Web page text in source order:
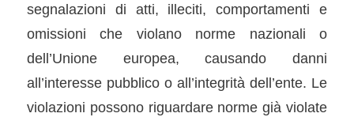
segnalazioni di atti, illeciti, comportamenti e
omissioni che violano norme nazionali o
dell’Unione europea, causando danni
all’interesse pubblico o all’integrità dell’ente. Le
violazioni possono riguardare norme già violate